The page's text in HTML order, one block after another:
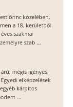
közelében,
a 18. kerületből
szakmai
szab ...
mégis igényes
elképzelések
kárpitos
...